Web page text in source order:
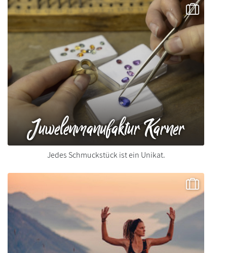
Juwelenmanufaktur Karner
Jedes Schmuckstück ist ein Unikat.